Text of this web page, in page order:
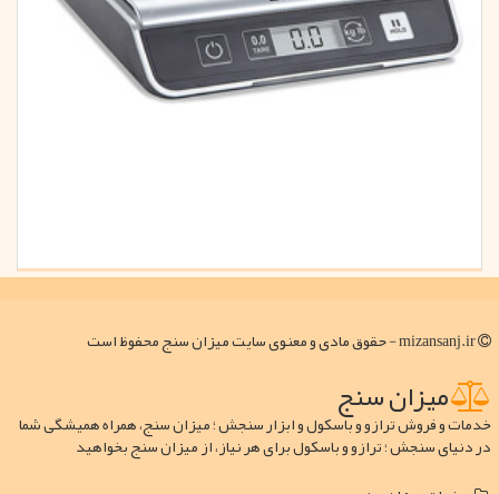
میزان سنج
خدمات و فروش ترازو و باسکول و ابزار سنجش ؛ میزان سنج، همراه همیشگی شما
در دنیای سنجش ؛ ترازو و باسکول برای هر نیاز، از میزان سنج بخواهید